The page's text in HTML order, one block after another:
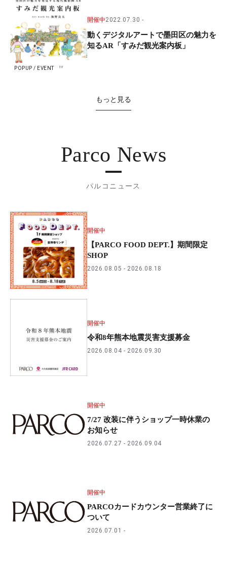
POPUP / EVENT
開催中2022.07.30
動くデジタルアートで墨田区の魅力を
知るAR「すみだ観光案内板」
もっと見る
Parco News
パルコニュース
開催中
【PARCO FOOD DEPT.】期間限定
SHOP
2026.08.05 2026.08.18
開催中
令和8年熊本地震災害支援募金
2026.08.04 2026.09.30
開催中
7/27 改装に伴うショップ一時休業の
お知らせ
2026.07.27 2026.09.04
開催中
PARCOカードカウンター営業終了に
ついて
2026.07.01